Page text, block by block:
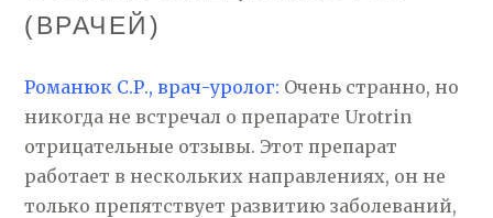
(ВРАЧЕЙ)
Романюк С.Р., врач-уролог: Очень странно, но
никогда не встречал о препарате Urotrin
отрицательные отзывы. Этот препарат
работает в нескольких направлениях, он не
только препятствует развитию заболеваний,